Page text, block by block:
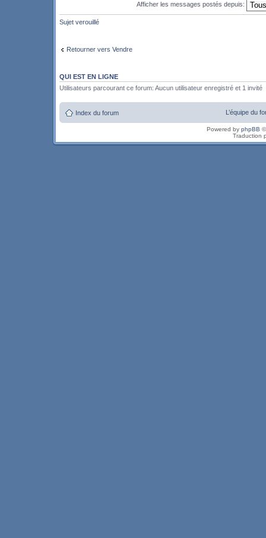
Afficher les messages postés depuis:
Sujet verouillé
Retourner vers Vendre
QUI EST EN LIGNE
Utilisateurs parcourant ce forum: Aucun utilisateur enregistré et 1 invité
Index du forum L’équipe du
Powered by phpBB
Traduction